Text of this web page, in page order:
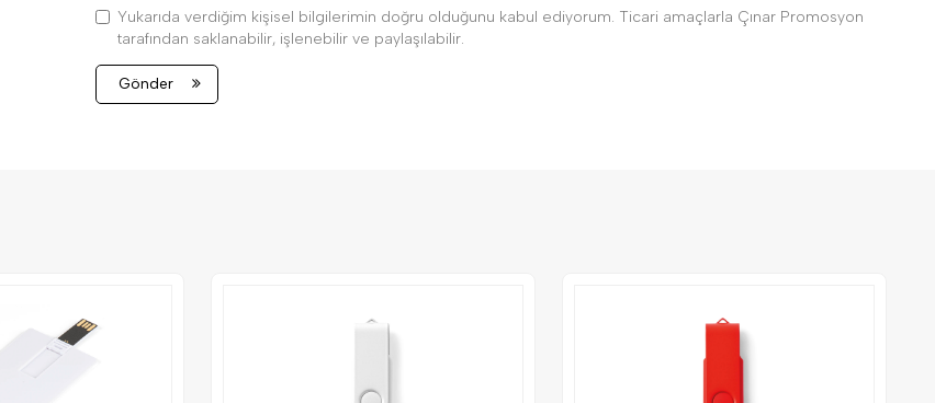
Yukarıda verdiğim kişisel bilgilerimin doğru olduğunu kabul ediyorum. Ticari amaçlarla Çınar Promosyon
tarafından saklanabilir, işlenebilir ve paylaşılabilir.
Gönder